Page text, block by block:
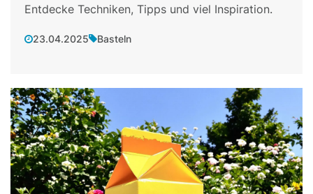
Entdecke Techniken, Tipps und viel Inspiration.
23.04.2025 Basteln